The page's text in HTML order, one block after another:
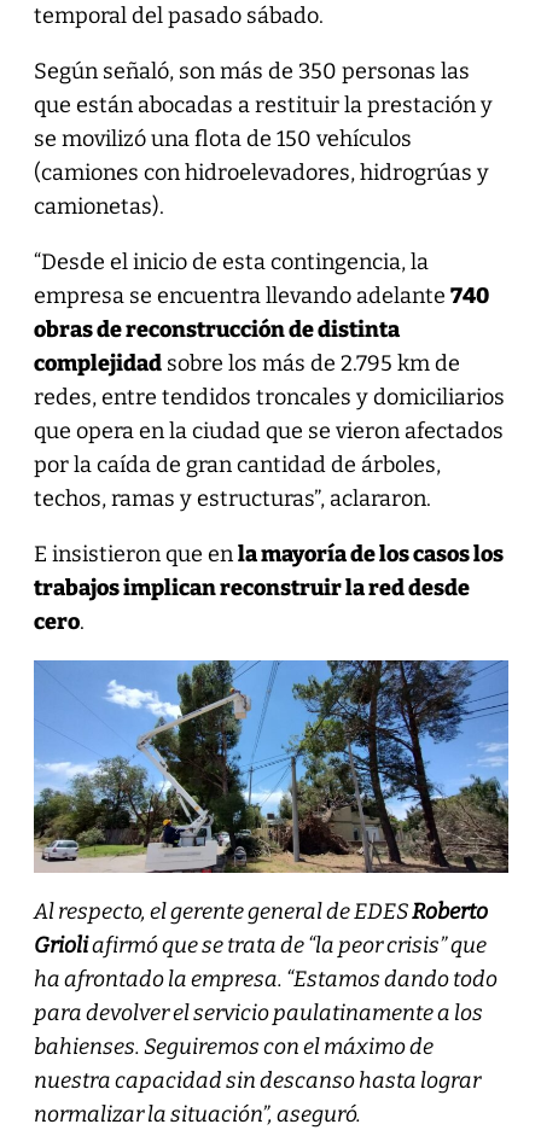
temporal del pasado sábado.
Según señaló, son más de 350 personas las
que están abocadas a restituir la prestación y
se movilizó una flota de 150 vehículos
(camiones con hidroelevadores, hidrogrúas y
camionetas).
“Desde el inicio de esta contingencia, la
empresa se encuentra llevando adelante 740
obras de reconstrucción de distinta
complejidadsobre los más de 2.795 km de
redes, entre tendidos troncales y domiciliarios
que opera en la ciudad que se vieron afectados
por la caída de gran cantidad de árboles,
techos, ramas y estructuras”, aclararon.
E insistieron que enla mayoría de los casos los
trabajos implican reconstruir la red desde
cero.
Al respecto, el gerente general de EDESRoberto
Grioliafirmó que se trata de “la peor crisis” que
ha afrontado la empresa. “Estamos dando todo
para devolver el servicio paulatinamente a los
bahienses. Seguiremos con el máximo de
nuestra capacidad sin descanso hasta lograr
normalizar la situación”, aseguró.